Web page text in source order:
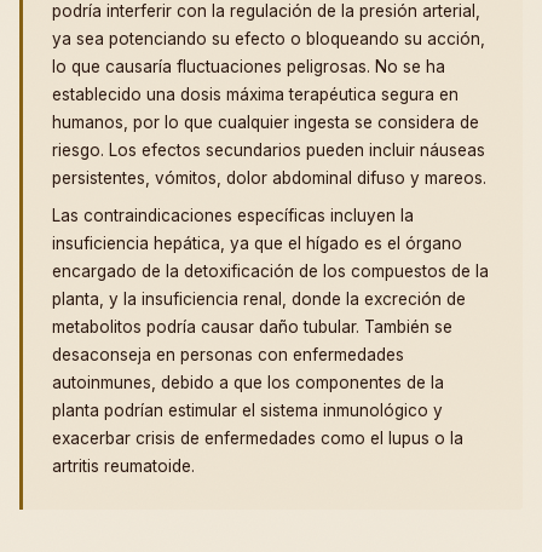
podría interferir con la regulación de la presión arterial,
ya sea potenciando su efecto o bloqueando su acción,
lo que causaría fluctuaciones peligrosas. No se ha
establecido una dosis máxima terapéutica segura en
humanos, por lo que cualquier ingesta se considera de
riesgo. Los efectos secundarios pueden incluir náuseas
persistentes, vómitos, dolor abdominal difuso y mareos.
Las contraindicaciones específicas incluyen la
insuficiencia hepática, ya que el hígado es el órgano
encargado de la detoxificación de los compuestos de la
planta, y la insuficiencia renal, donde la excreción de
metabolitos podría causar daño tubular. También se
desaconseja en personas con enfermedades
autoinmunes, debido a que los componentes de la
planta podrían estimular el sistema inmunológico y
exacerbar crisis de enfermedades como el lupus o la
artritis reumatoide.